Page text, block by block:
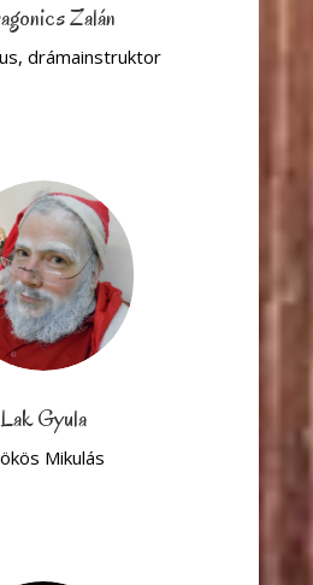
Zalán
drámainstruktor
Lak Gyula
Mikulás